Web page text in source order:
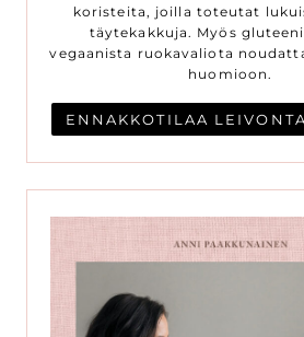
koristeita, joilla toteutat
täytekakkuja. Myös
vegaanista ruokavaliota
huomioon.
ENNAKKOTILAA